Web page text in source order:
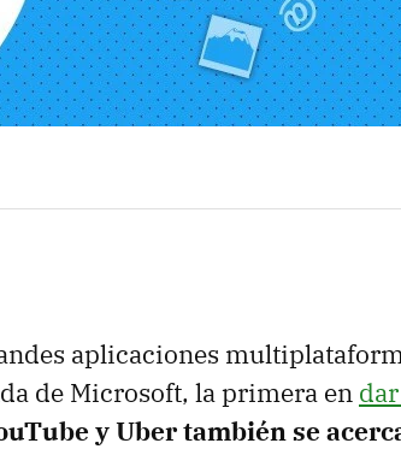
aplicaciones
de Microsoft, la primera en
y Uber también se